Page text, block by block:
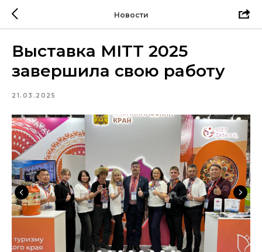
Новости
Выставка MITT 2025
завершила свою работу
21.03.2025